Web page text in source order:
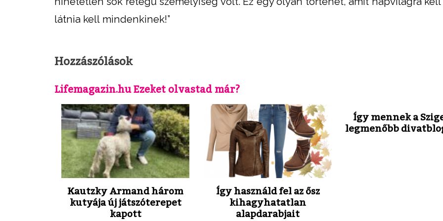
látnia kell mindenkinek!”
Hozzászólások
Lifemagazin.hu Ezeket olvastad már?
Kautzky Armand három
kutyája új játszóterepet
kapott
Így használd fel az ősz
kihagyhatatlan
alapdarabjait
Így mennek a
legmenőbb